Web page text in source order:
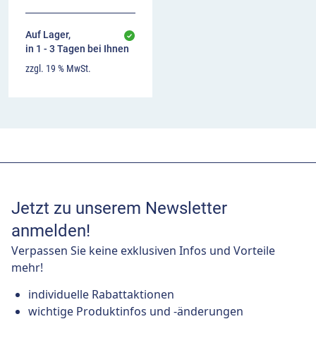
Auf Lager,
in 1 - 3 Tagen bei Ihnen
zzgl. 19 % MwSt.
Jetzt zu unserem Newsletter
anmelden!
Verpassen Sie keine exklusiven Infos und Vorteile
mehr!
individuelle Rabattaktionen
wichtige Produktinfos und -änderungen